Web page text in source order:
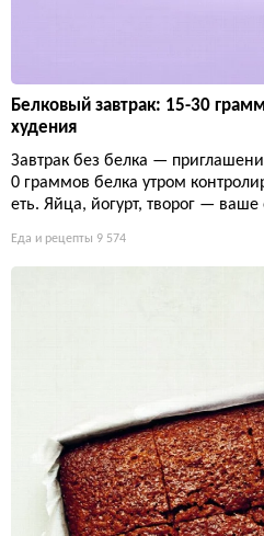
Белковый завтрак: 15-30
худения
Завтрак без белка —
0 граммов белка утром
еть. Яйца, йогурт, творог — ваше
Еда и рецепты 9 574